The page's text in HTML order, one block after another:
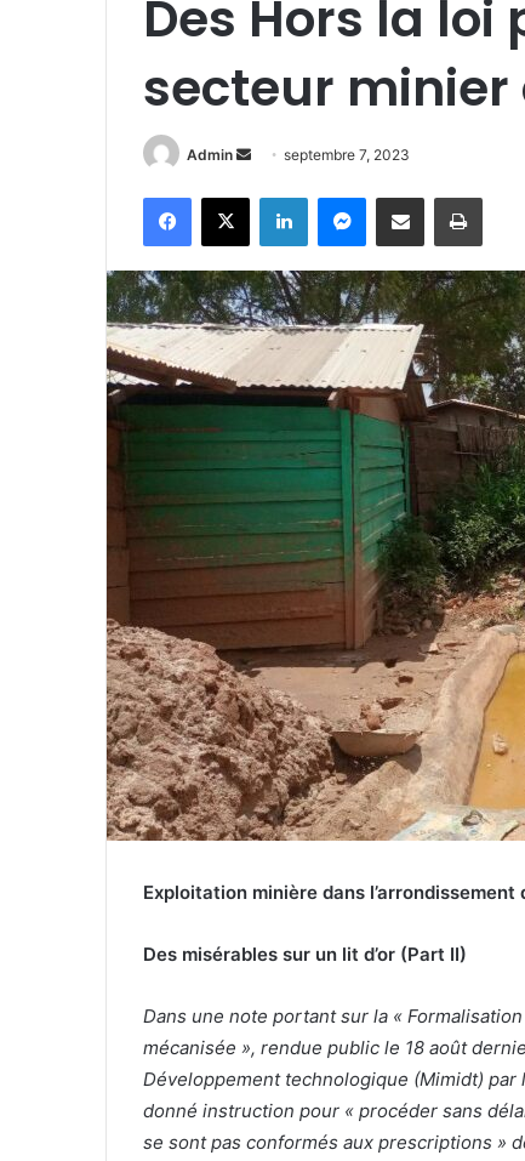
Des Hors la loi
secteur
Admin
y
e
r
n
o
u
r
r
i
e
l
septembre 7, 2023
Exploitation minière dans l’arrondissement
Des misérables sur un lit d’or (Part II)
Dans une note portant sur la «
mécanisée », rendue public le 18 août
Développement technologique (Mimidt) par
donné instruction pour « procéder sans
se sont pas conformés aux prescriptions »